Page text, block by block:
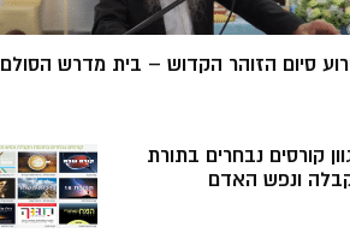
סיום הזוהר הקדוש – בית מדרש הסולם
קורסים נבחרים בתורת
ונפש האדם